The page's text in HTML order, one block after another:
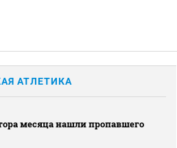
АТЛЕТИКА
месяца нашли пропавшего